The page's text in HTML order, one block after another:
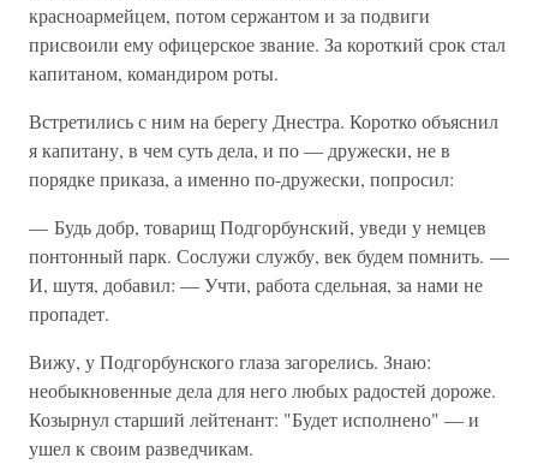
красноармейцем, потом сержантом и за подвиги
присвоили ему офицерское звание. За короткий срок стал
капитаном, командиром роты.
Встретились с ним на берегу Днестра. Коротко объяснил
я капитану, в чем суть дела, и по — дружески, не в
порядке приказа, а именно по-дружески, попросил:
— Будь добр, товарищ Подгорбунский, уведи у немцев
понтонный парк. Сослужи службу, век будем помнить. —
И, шутя, добавил: — Учти, работа сдельная, за нами не
пропадет.
Вижу, у Подгорбунского глаза загорелись. Знаю:
необыкновенные дела для него любых радостей дороже.
Козырнул старший лейтенант: "Будет исполнено" — и
ушел к своим разведчикам.